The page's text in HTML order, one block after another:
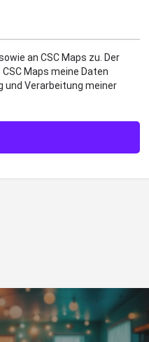
an CSC Maps zu. Der
Maps meine Daten
und Verarbeitung meiner